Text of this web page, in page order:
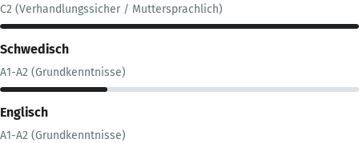
C2 (Verhandlungssicher / Muttersprachlich)
Schwedisch
A1-A2 (Grundkenntnisse)
Englisch
A1-A2 (Grundkenntnisse)